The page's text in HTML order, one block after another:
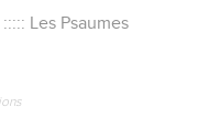
Les Psaumes